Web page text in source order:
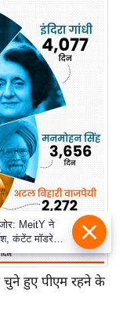
हुए पीएम रहने के